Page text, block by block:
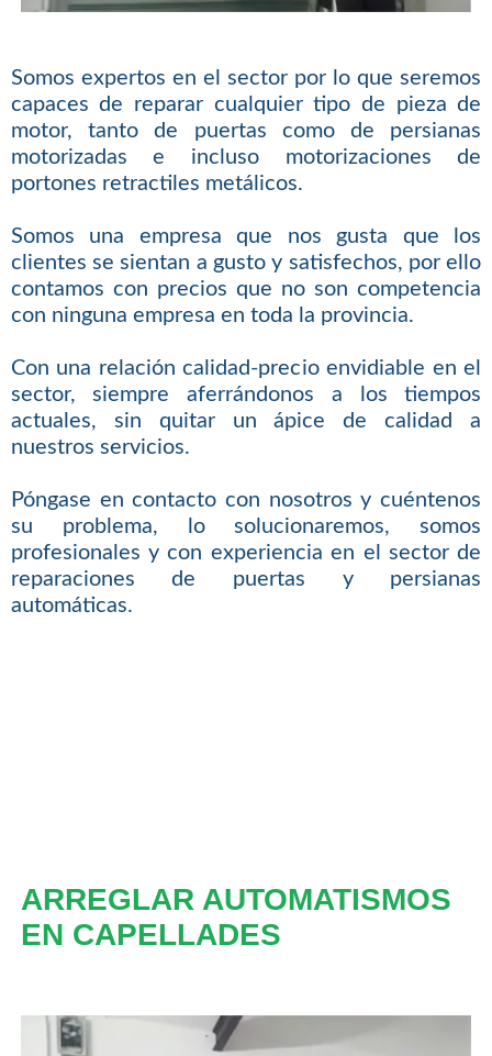
Somos expertos en el sector por lo que seremos
capaces de reparar cualquier tipo de pieza de
motor, tanto de puertas como de persianas
motorizadas e incluso motorizaciones de
portones retractiles metálicos.
Somos una empresa que nos gusta que los
clientes se sientan a gusto y satisfechos, por ello
contamos con precios que no son competencia
con ninguna empresa en toda la provincia.
Con una relación calidad-precio envidiable en el
sector, siempre aferrándonos a los tiempos
actuales, sin quitar un ápice de calidad a
nuestros servicios.
Póngase en contacto con nosotros y cuéntenos
su problema, lo solucionaremos, somos
profesionales y con experiencia en el sector de
reparaciones de puertas y persianas
automáticas.
ARREGLAR AUTOMATISMOS
EN CAPELLADES